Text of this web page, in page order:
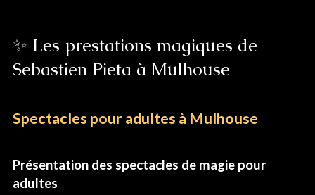
✨ Les prestations magiques de
Sebastien Pieta à Mulhouse
Spectacles pour adultes à Mulhouse
Présentation des spectacles de magie pour
adultes